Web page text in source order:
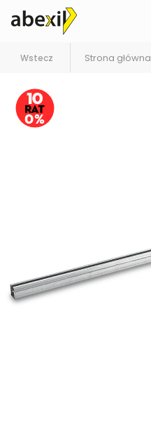
Wstecz Strona główna